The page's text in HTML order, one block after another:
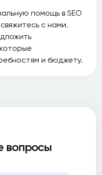
помощь в SEO
с нами.
и бюджету.
вопросы